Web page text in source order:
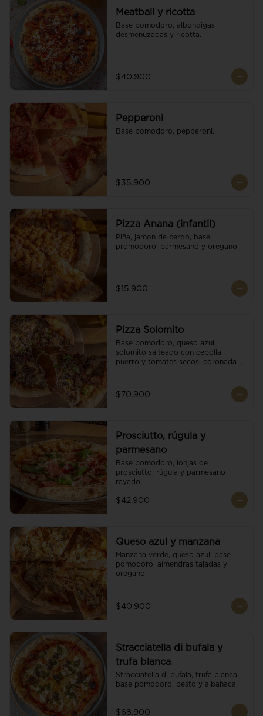
Meatball y ricotta
Base pomodoro, albondigas
desmenuzadas y ricotta.
$40.900
Pepperoni
Base pomodoro, pepperoni.
$35.900
Pizza Anana (infantil)
Piña, jamon de cerdo, base
promodoro, parmesano y oregano.
$15.900
Pizza Solomito
Base pomodoro, queso azul,
solomito salteado con cebolla
puerro y tomates secos, coronada
$70.900
Prosciutto, rúgula y
parmesano
Base pomodoro, lonjas de
prosciutto, rúgula y parmesano
rayado.
$42.900
Queso azul y manzana
Manzana verde, queso azul, base
pomodoro, almendras tajadas y
orégano.
$40.900
Stracciatella di bufala y
trufa blanca
Stracciatella di bufala, trufa blanca,
base pomodoro, pesto y albahaca.
$68.900